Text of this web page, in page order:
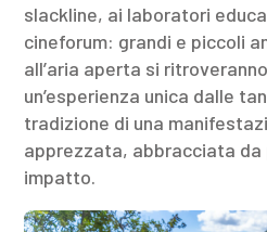
slackline, ai laboratori
cineforum: grandi e piccoli
all’aria aperta si
un’esperienza unica dalle
tradizione di una
apprezzata, abbracciata da
impatto.